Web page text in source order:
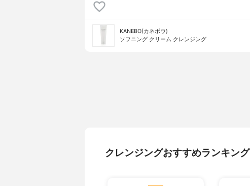
KANEBO(カネボウ)
ソフニング クリーム クレンジング
クレンジングおすすめランキング